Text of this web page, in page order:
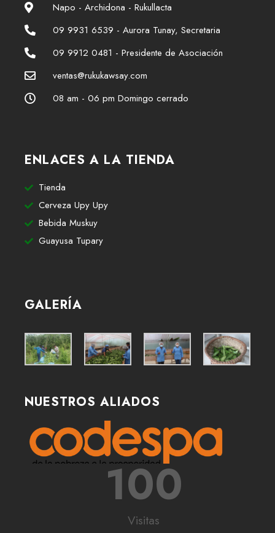
Napo - Archidona - Rukullacta
09 9931 6539 - Aurora Tunay, Secretaria
09 9912 0481 - Presidente de Asociación
ventas@rukukawsay.com
08 am - 06 pm Domingo cerrado
ENLACES A LA TIENDA
Tienda
Cerveza Upy Upy
Bebida Muskuy
Guayusa Tupary
GALERÍA
NUESTROS ALIADOS
Visitas
100